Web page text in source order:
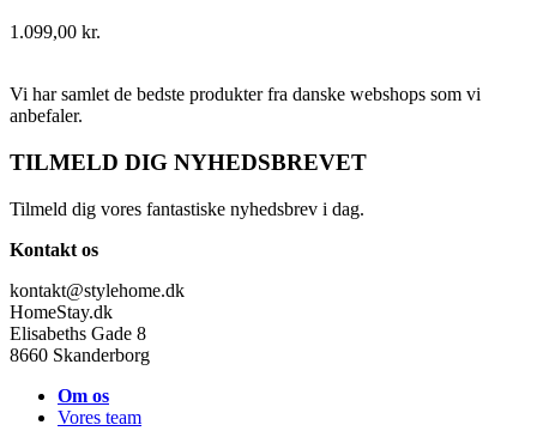
1.099,00 kr.
Vi har samlet de bedste produkter fra danske webshops som vi
anbefaler.
TILMELD DIG NYHEDSBREVET
Tilmeld dig vores fantastiske nyhedsbrev i dag.
Kontakt os
kontakt@stylehome.dk
HomeStay.dk
Elisabeths Gade 8
8660 Skanderborg
Om os
Vores team